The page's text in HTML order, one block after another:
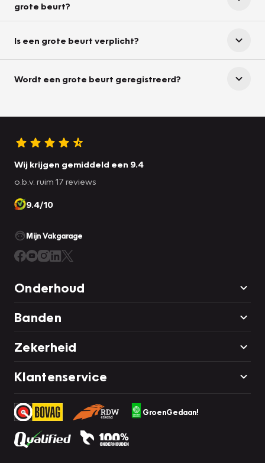
grote beurt?
Is een grote beurt verplicht?
Wordt een grote beurt geregistreerd?
Wij krijgen gemiddeld een 9.4
o.b.v. ruim 17 reviews
9.4/10
Mijn Vakgarage
Onderhoud
Banden
Zekerheid
Klantenservice
GroenGedaan!